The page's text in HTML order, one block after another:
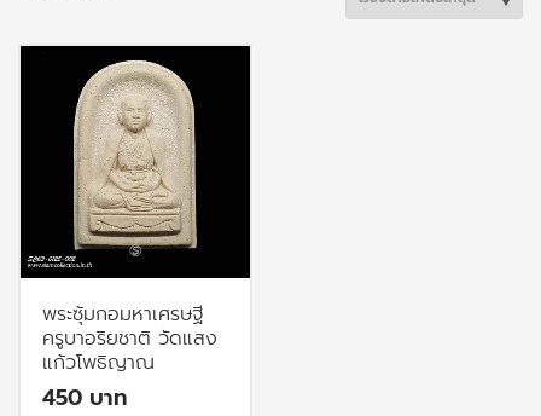
พระซุ้มกอมหาเศรษฐี
ครูบาอริยชาติ วัดแสง
แก้วโพธิญาณ
450